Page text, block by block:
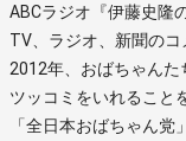
ABCラジオ『伊藤史隆
TV、ラジオ、新聞のコ
2012年、おばちゃん
ツッコミをいれること
「全日本おばちゃん党